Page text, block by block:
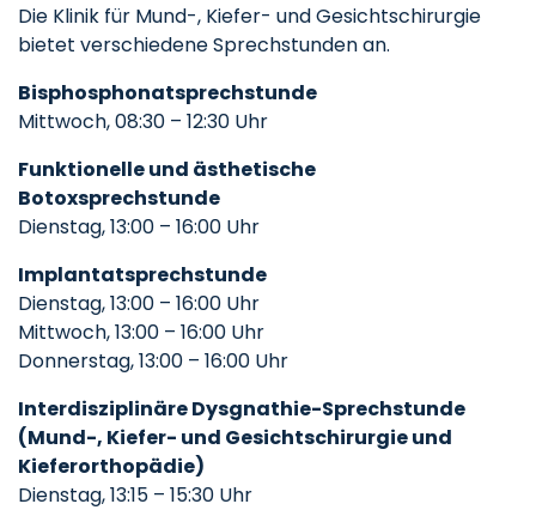
Die Klinik für Mund-, Kiefer- und Gesichtschirurgie
bietet verschiedene Sprechstunden an.
Bisphosphonatsprechstunde
Mittwoch, 08:30 – 12:30 Uhr
Funktionelle und ästhetische
Botoxsprechstunde
Dienstag, 13:00 – 16:00 Uhr
Implantatsprechstunde
Dienstag, 13:00 – 16:00 Uhr
Mittwoch, 13:00 – 16:00 Uhr
Donnerstag, 13:00 – 16:00 Uhr
Interdisziplinäre Dysgnathie-Sprechstunde
(Mund-, Kiefer- und Gesichtschirurgie und
Kieferorthopädie)
Dienstag, 13:15 – 15:30 Uhr